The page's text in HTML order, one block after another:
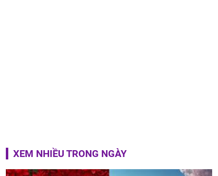
XEM NHIỀU TRONG NGÀY